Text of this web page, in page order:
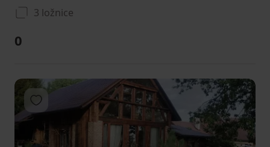
3 ložnice
0
Add to favorites